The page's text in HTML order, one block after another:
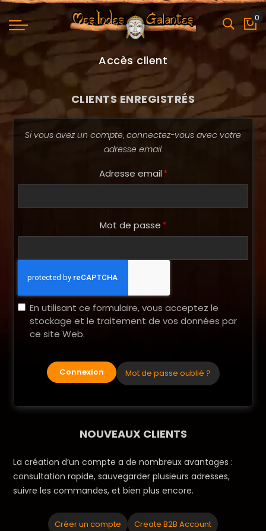
0
Accès client
CLIENTS ENREGISTRÉS
Si vous avez un compte, connectez-vous avec votre
adresse email.
Adresse email
Mot de passe
En utilisant ce formulaire, vous acceptez le
stockage et le traitement de vos données par
ce site Web.
Connexion Mot de passe oublié ?
NOUVEAUX CLIENTS
La création d’un compte a de nombreux avantages :
consultation rapide, sauvegarder plusieurs adresses,
suivre les commandes, et bien plus encore.
Créer un compte Create B2B Account